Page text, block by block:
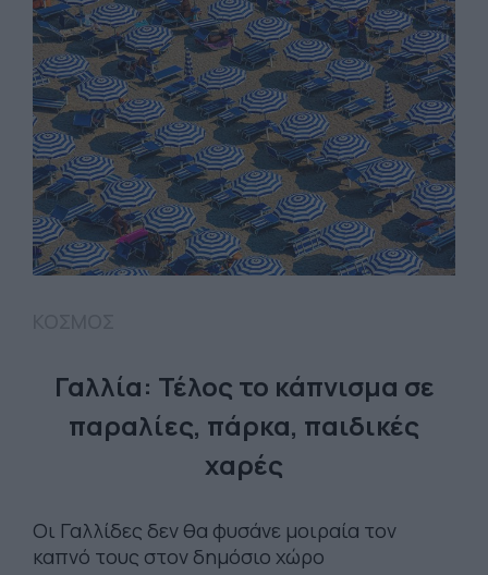
Γαλλία: Τέλος το κάπνισμα σε
παραλίες, πάρκα, παιδικές
χαρές
Οι Γαλλίδες δεν θα φυσάνε μοιραία τον
καπνό τους στον δημόσιο χώρο